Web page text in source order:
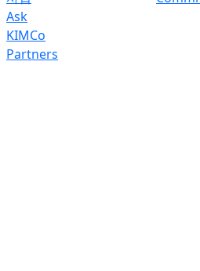
Ask
KIMCo
Partners